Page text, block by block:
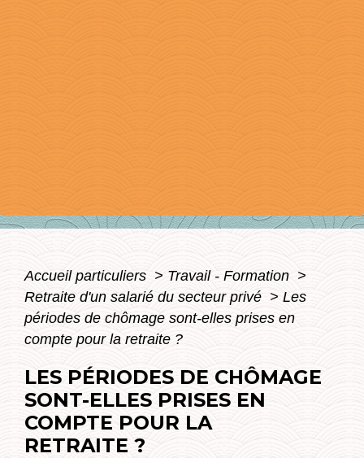
Accueil particuliers > Travail - Formation >
Retraite d'un salarié du secteur privé > Les
périodes de chômage sont-elles prises en
compte pour la retraite ?
LES PÉRIODES DE CHÔMAGE
SONT-ELLES PRISES EN
COMPTE POUR LA
RETRAITE ?